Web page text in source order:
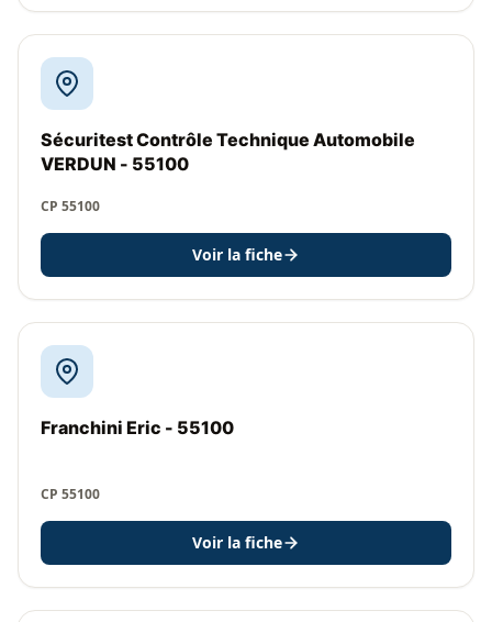
Sécuritest Contrôle Technique Automobile
VERDUN - 55100
CP 55100
Voir la fiche
Franchini Eric - 55100
CP 55100
Voir la fiche